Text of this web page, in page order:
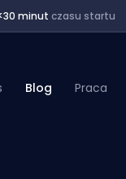
minutczasu startu
Blog Praca